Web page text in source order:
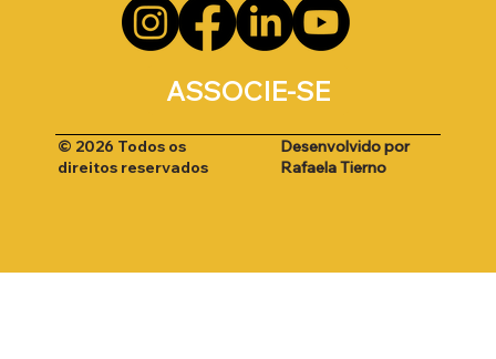
ASSOCIE-SE
© 2026 Todos os
direitos reservados
Desenvolvido por
Rafaela Tierno